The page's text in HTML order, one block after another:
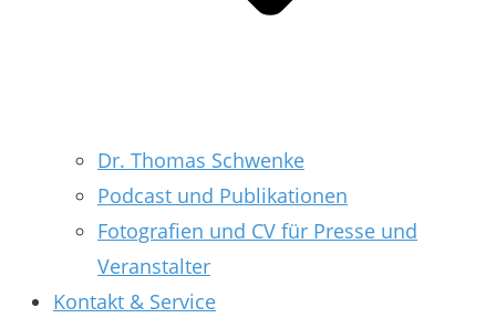
Dr. Thomas Schwenke
Podcast und Publikationen
Fotografien und CV für Presse und
Veranstalter
Kontakt & Service